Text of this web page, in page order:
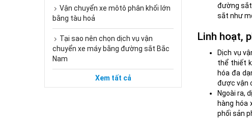
Vận chuyển xe môtô phân khối lớn
bằng tàu hoả
Tại sao nên chọn dịch vụ vận
chuyển xe máy bằng đường sắt Bắc
Nam
Xem tất cả
đường
sắt như
Linh hoạt,
Dịch vụ
thể thiết
hóa đa
được vận
Ngoài ra,
hàng hóa
phối sản